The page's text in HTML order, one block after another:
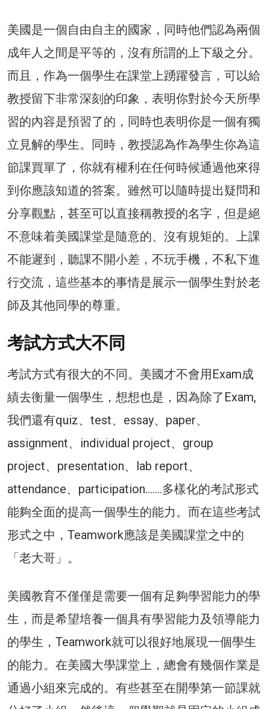
美國是一個自由自主的國家，同時他們認為兩個
成年人之間是平等的，沒有所謂的上下級之分。
而且，作為一個學生在課堂上踴躍發言，可以給
教授留下非常深刻的印象，表明你對於今天所學
習的內容是預習了的，同時也表明你是一個有獨
立見解的學生。同時，教授認為作為學生你為這
節課買單了，你就有權利在任何時候通過他來得
到你應該知道的答案。雖然可以隨時提出疑問和
分享觀點，甚至可以直接稱教授的名字，但是絕
不意味着美國課堂是隨意的、沒有規矩的。上課
不能遲到，聽課不開小差，不玩手機，不私下進
行交流，這些基本的事情是展示一個學生對於老
師及其他同學的尊重。
考試方式大不同
考試方式有很大的不同。美國才不會用Exam成
績去衡量一個學生，想想也是，因為除了Exam,
我們還有quiz、test、essay、paper、
assignment、individual project、group
project、presentation、lab report、
attendance、participation…….多樣化的考試形式
能夠全面的提高一個學生的能力。而在這些考試
形式之中，Teamwork應該是美國課堂之中的
「老大哥」。
美國教育不僅僅是需要一個有足夠學習能力的學
生，而是希望培養一個具有學習能力及領導能力
的學生，Teamwork就可以很好地展現一個學生
的能力。在美國大學課堂上，總會有幾個作業是
通過小組來完成的。有些甚至在開學第一節課就